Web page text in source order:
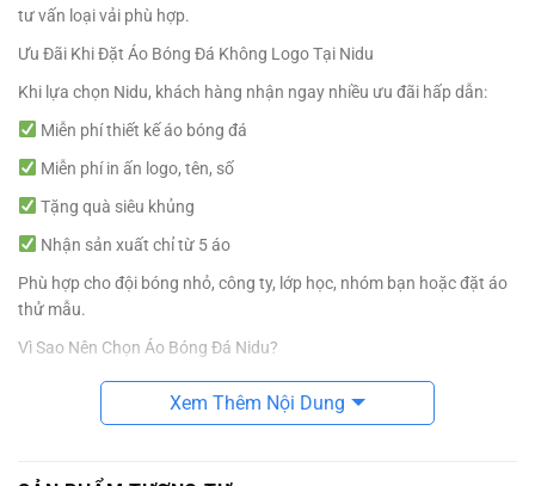
tư vấn loại vải phù hợp.
Ưu Đãi Khi Đặt Áo Bóng Đá Không Logo Tại Nidu
Khi lựa chọn Nidu, khách hàng nhận ngay nhiều ưu đãi hấp dẫn:
Miễn phí thiết kế áo bóng đá
Miễn phí in ấn logo, tên, số
Tặng quà siêu khủng
Nhận sản xuất chỉ từ 5 áo
Phù hợp cho đội bóng nhỏ, công ty, lớp học, nhóm bạn hoặc đặt áo
thử mẫu.
Vì Sao Nên Chọn Áo Bóng Đá Nidu?
Thiết kế theo yêu cầu, không rập khuôn
Chất liệu đa dạng, dễ lựa chọn
Xem Thêm Nội Dung